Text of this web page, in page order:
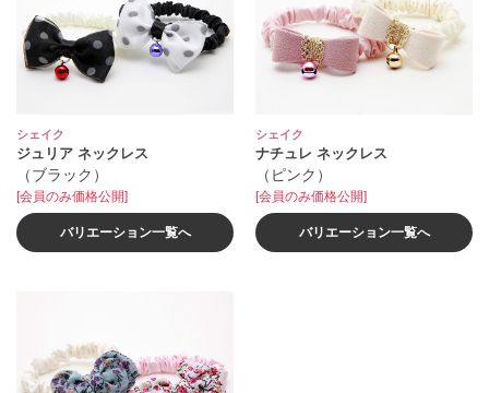
シェイク
ジュリア ネックレス
（ブラック）
[会員のみ価格公開]
バリエーション一覧へ
シェイク
ナチュレ ネックレス
（ピンク）
[会員のみ価格公開]
バリエーション一覧へ